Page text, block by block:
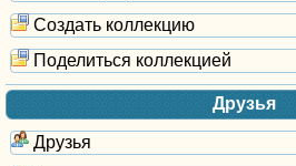
Создать коллекцию
Поделиться коллекцией
Друзья
Друзья